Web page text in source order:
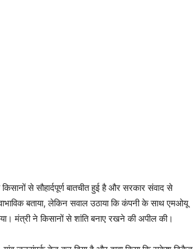
से सौहार्दपूर्ण बातचीत हुई है और सरकार संवाद से
बताया, लेकिन सवाल उठाया कि कंपनी के साथ एमओयू
मंत्री ने किसानों से शांति बनाए रखने की अपील की।